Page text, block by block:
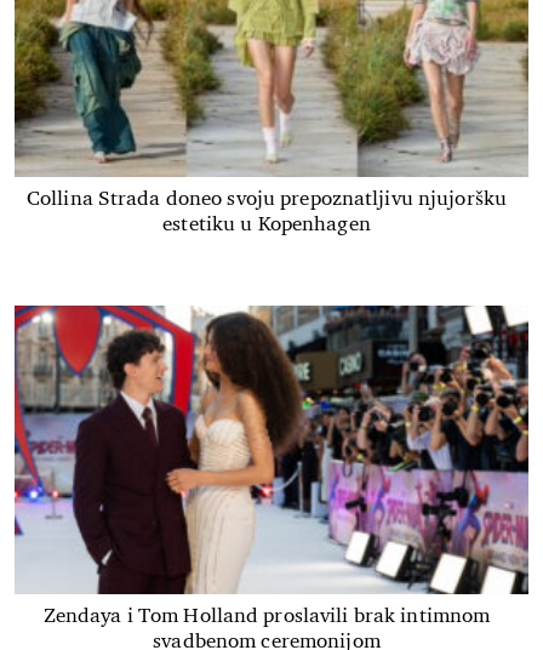
Collina Strada doneo svoju prepoznatljivu njujoršku
estetiku u Kopenhagen
Zendaya i Tom Holland proslavili brak intimnom
svadbenom ceremonijom